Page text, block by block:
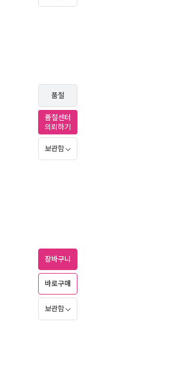
품절
품절센터
의뢰하기
보관함
장바구니
바로구매
보관함